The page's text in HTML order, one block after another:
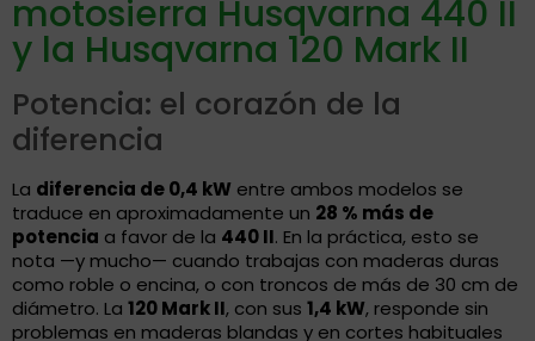
motosierra Husqvarna 440 II
y la Husqvarna 120 Mark II
Potencia: el corazón de la
diferencia
La diferencia de 0,4 kW entre ambos modelos se
traduce en aproximadamente un 28 % más de
potencia a favor de la 440 II. En la práctica, esto se
nota —y mucho— cuando trabajas con maderas duras
como roble o encina, o con troncos de más de 30 cm de
diámetro. La 120 Mark II, con sus 1,4 kW, responde sin
problemas en maderas blandas y en cortes habituales